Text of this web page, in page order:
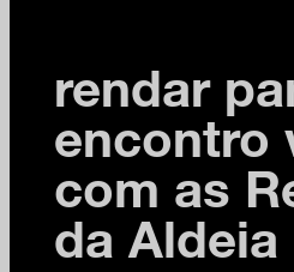
rendar
encontro
com as
da Aldeia